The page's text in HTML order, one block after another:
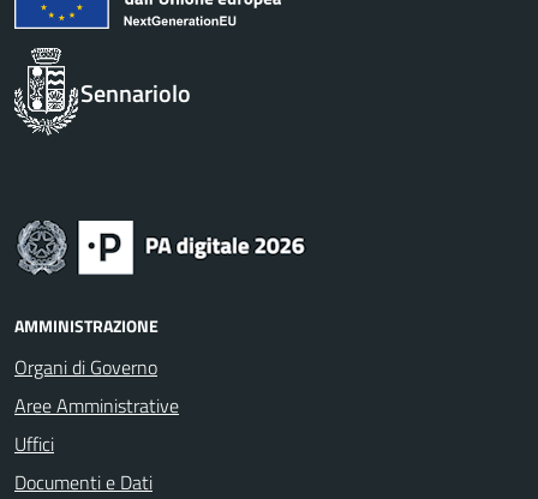
Sennariolo
AMMINISTRAZIONE
Organi di Governo
Aree Amministrative
Uffici
Documenti e Dati